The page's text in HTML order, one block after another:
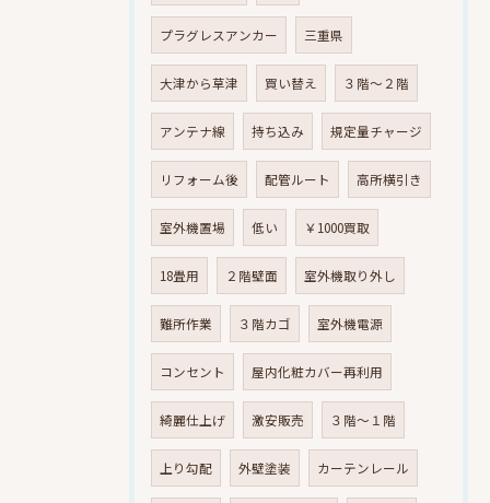
プラグレスアンカー 三重県
大津から草津 買い替え ３階～２階
アンテナ線 持ち込み 規定量チャージ
リフォーム後 配管ルート 高所横引き
室外機置場 低い ￥1000買取
18畳用 ２階壁面 室外機取り外し
難所作業 ３階カゴ 室外機電源
コンセント 屋内化粧カバー再利用
綺麗仕上げ 激安販売 ３階～１階
上り勾配 外壁塗装 カーテンレール